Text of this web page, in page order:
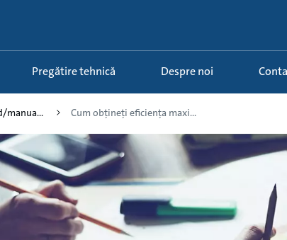
Pregătire tehnică Despre noi
manua... Cum obțineți eficiența maxi...